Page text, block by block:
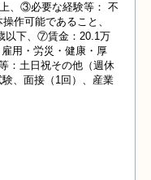
、③必要な経験等： 不
作可能であること、
以下、⑦賃金：20.1万
用・労災・健康・厚
土日祝その他（週休
、面接（1回）、産業